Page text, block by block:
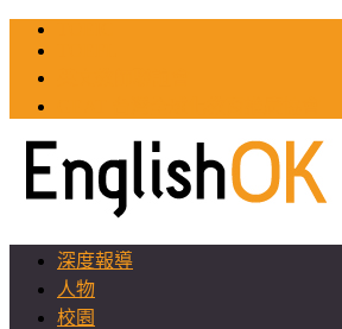
深度報導
人物
校園